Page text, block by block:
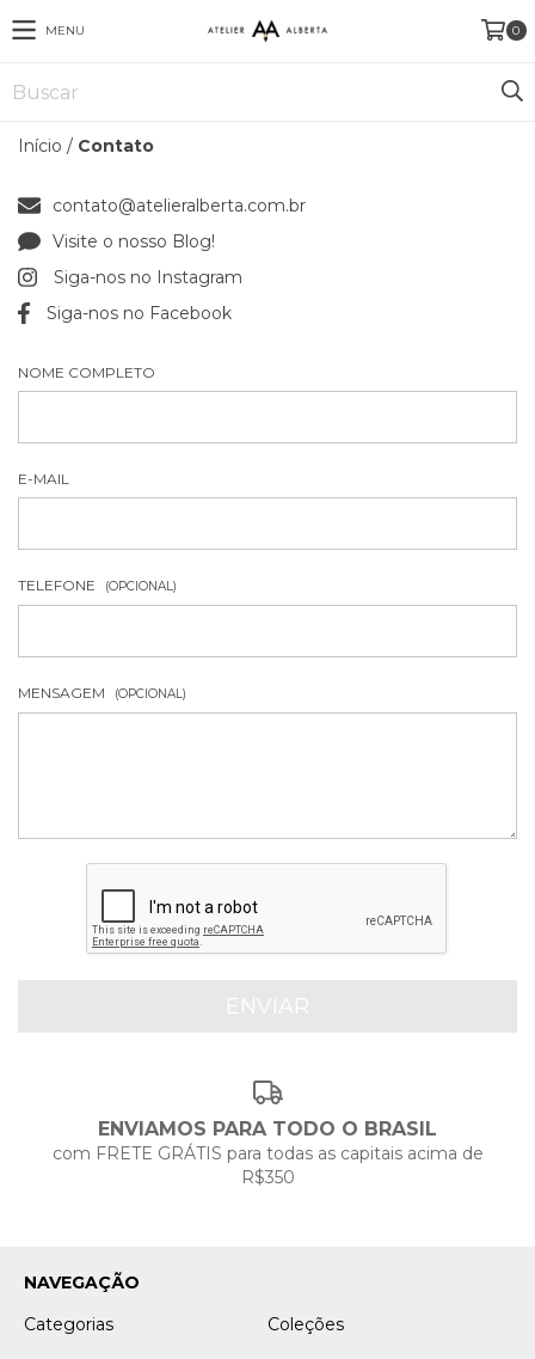
MENU 0
Início / Contato
contato@atelieralberta.com.br
Visite o nosso Blog!
Siga-nos no Instagram
Siga-nos no Facebook
NOME COMPLETO
E-MAIL
TELEFONE (OPCIONAL)
MENSAGEM (OPCIONAL)
ENVIAMOS PARA TODO O BRASIL
com FRETE GRÁTIS para todas as capitais acima de
R$350
NAVEGAÇÃO
Categorias
Coleções